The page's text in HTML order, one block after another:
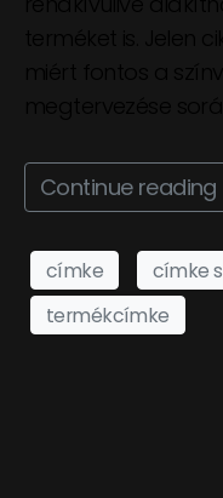
Continue reading
címke címke
termékcímke